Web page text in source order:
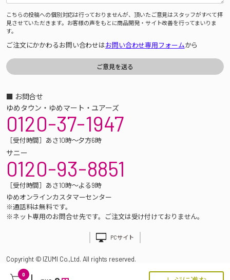
0
こちらの投稿への個別対応は行っておりませんが、頂いたご意見はスタッフがすべて拝
見させていただきます。お客様の声をもとに商品開発・サイト改善を行ってまいりま
す。
ご注文にかかわるお問い合わせはお問い合わせ専用フォームから
■ お問合せ
ゆめタウン・ゆめマート・ユアーズ
0120-37-1947
［受付時間］あさ10時～夕方6時
サニー
0120-93-8851
［受付時間］あさ10時～よる9時
ゆめオンラインカスタマーセンター
※通話料は無料です。
※ネット専用のお問合せ先です。ご注文は受け付けておりません。
PCサイト
Copyright © IZUMI Co.,Ltd. All rights reserved.